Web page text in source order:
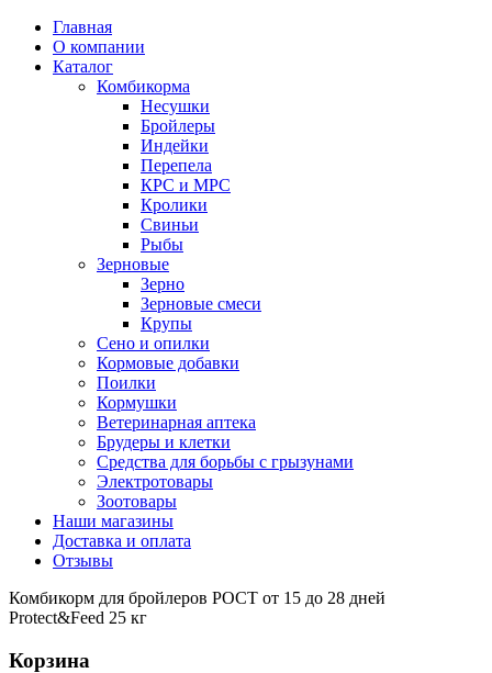
Главная
О компании
Каталог
Комбикорма
Несушки
Бройлеры
Индейки
Перепела
КРС и МРС
Кролики
Свиньи
Рыбы
Зерновые
Зерно
Зерновые смеси
Крупы
Сено и опилки
Кормовые добавки
Поилки
Кормушки
Ветеринарная аптека
Брудеры и клетки
Средства для борьбы с грызунами
Электротовары
Зоотовары
Наши магазины
Доставка и оплата
Отзывы
Комбикорм для бройлеров РОСТ от 15 до 28 дней
Protect&Feed 25 кг
Корзина